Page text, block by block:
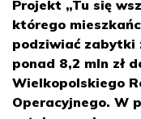
Projekt „Tu się
którego
podziwiać zabytki
ponad 8,2 mln zł
Wielkopolskiego
Operacyjnego. W